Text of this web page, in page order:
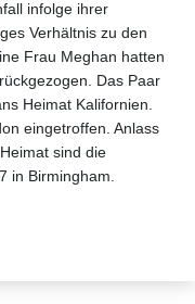
infolge ihrer
Verhältnis zu den
Frau Meghan hatten
Das Paar
Heimat Kalifornien.
eingetroffen. Anlass
sind die
in Birmingham.